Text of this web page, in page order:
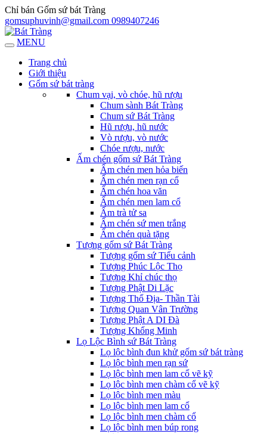
Chỉ bán Gốm sứ bát Tràng
gomsuphuvinh@gmail.com 0989407246
MENU
Trang chủ
Giới thiệu
Gốm sứ bát tràng
Chum vại, vò chóe, hũ rượu
Chum sành Bát Tràng
Chum sứ Bát Tràng
Hũ rượu, hũ nước
Vò rượu, vò nước
Chóe rượu, nước
Ấm chén gốm sứ Bát Tràng
Ấm chén men hỏa biến
Ấm chén men rạn cổ
Ấm chén hoa văn
Ấm chén men lam cổ
Ấm trà tử sa
Ấm chén sứ men trắng
Ấm chén quà tặng
Tượng gốm sứ Bát Tràng
Tượng gốm sứ Tiểu cảnh
Tượng Phúc Lộc Thọ
Tượng Khỉ chúc thọ
Tượng Phật Di Lặc
Tượng Thổ Địa- Thần Tài
Tượng Quan Vân Trường
Tượng Phật A DI Đà
Tượng Khổng Minh
Lọ Lộc Bình sứ Bát Tràng
Lọ lộc bình đun khử gốm sứ bát tràng
Lọ lộc bình men rạn sứ
Lọ lộc bình men lam cổ vẽ kỹ
Lọ lộc bình men chàm cổ vẽ kỹ
Lọ lộc bình men màu
Lọ lộc bình men lam cổ
Lọ lộc bình men chàm cổ
Lọ lộc bình men búp rong